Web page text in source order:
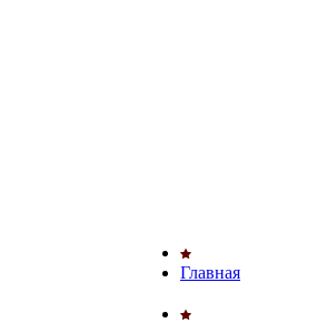
Главная